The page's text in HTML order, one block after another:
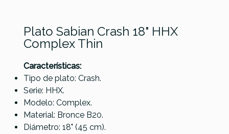
Plato Sabian Crash 18" HHX
Complex Thin
Características:
Tipo de plato: Crash.
Serie: HHX.
Modelo: Complex.
Material: Bronce B20.
Diámetro: 18" (45 cm).
Referencia PLATPERSAB213